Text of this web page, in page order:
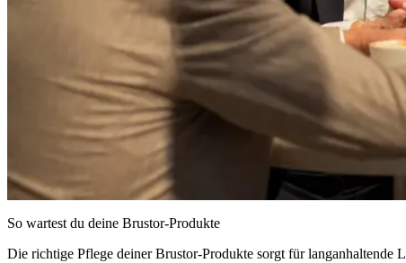
So wartest du deine Brustor-Produkte
Die richtige Pflege deiner Brustor-Produkte sorgt für langanhaltende